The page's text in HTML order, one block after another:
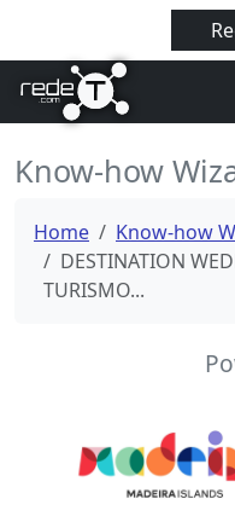
Know-how
Home
Know-how
DESTINATION
TURISMO...